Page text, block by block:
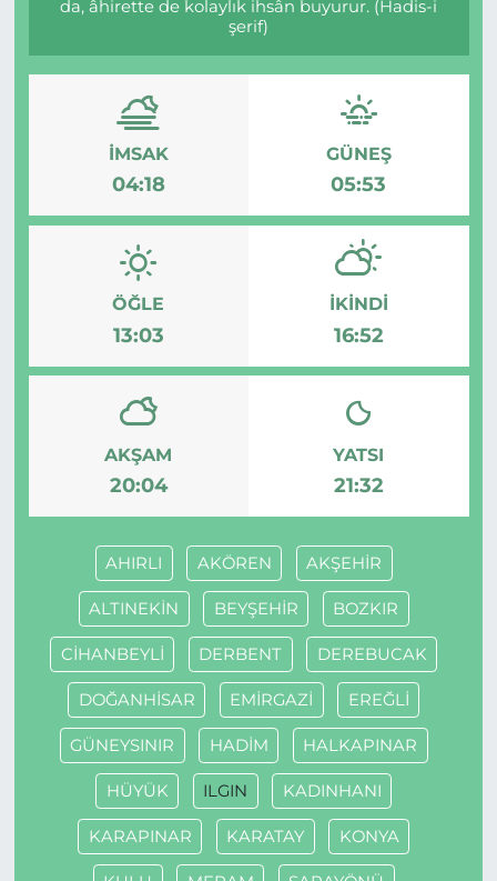
da, âhirette de kolaylık ihsân buyurur. (Hadis-i
şerif)
İMSAK
04:18
GÜNEŞ
05:53
ÖĞLE
13:03
İKINDI
16:52
AKŞAM
20:04
YATSI
21:32
AHIRLI AKÖREN AKŞEHİR
ALTINEKİN BEYŞEHİR BOZKIR
CİHANBEYLİ DERBENT DEREBUCAK
DOĞANHİSAR EMİRGAZİ EREĞLİ
GÜNEYSINIR HADİM HALKAPINAR
HÜYÜK ILGIN KADINHANI
KARAPINAR KARATAY KONYA